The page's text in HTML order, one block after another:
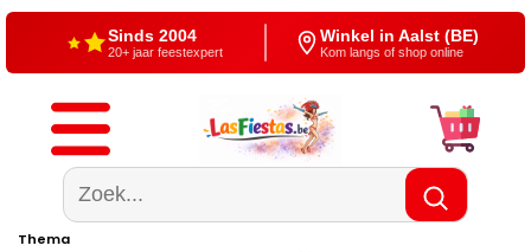
Sinds 2004
20+ jaar feestexpert
Winkel in Aalst (BE)
Kom langs of shop online
Vanaf €60 4,5/5 — Google
Thema